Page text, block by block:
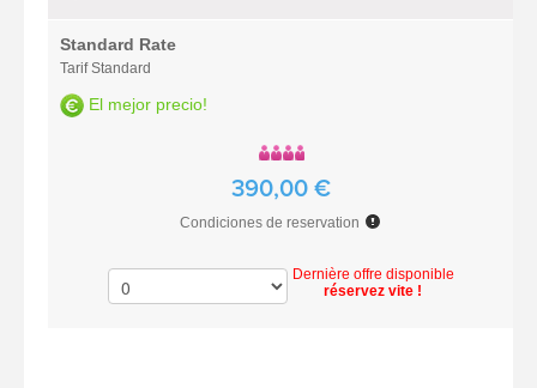
Standard Rate
Tarif Standard
El mejor precio!
390,00 €
Condiciones de reservation
Dernière offre disponible
réservez vite !